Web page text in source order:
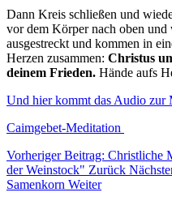
Dann Kreis schließen und
vor dem Körper nach oben und
ausgestreckt und kommen in
Herzen zusammen: Christus
deinem Frieden. Hände aufs
Und hier kommt das Audio zur
Caimgebet-Meditation
Vorheriger Beitrag: Christliche
der Weinstock" Zurück
Samenkorn Weiter